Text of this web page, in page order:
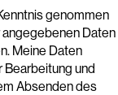
genommen
angegebenen Daten
Meine Daten
und
Absenden des